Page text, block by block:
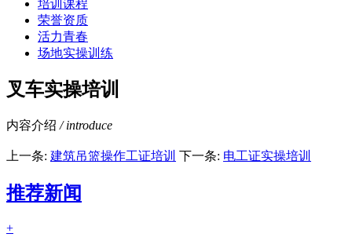
培训课程
荣誉资质
活力青春
场地实操训练
叉车实操培训
内容介绍 / introduce
上一条: 建筑吊篮操作工证培训 下一条: 电工证实操培训
推荐新闻
+